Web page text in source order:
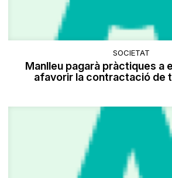
SOCIETAT
Manlleu pagarà pràctiques a
afavorir la contractació de